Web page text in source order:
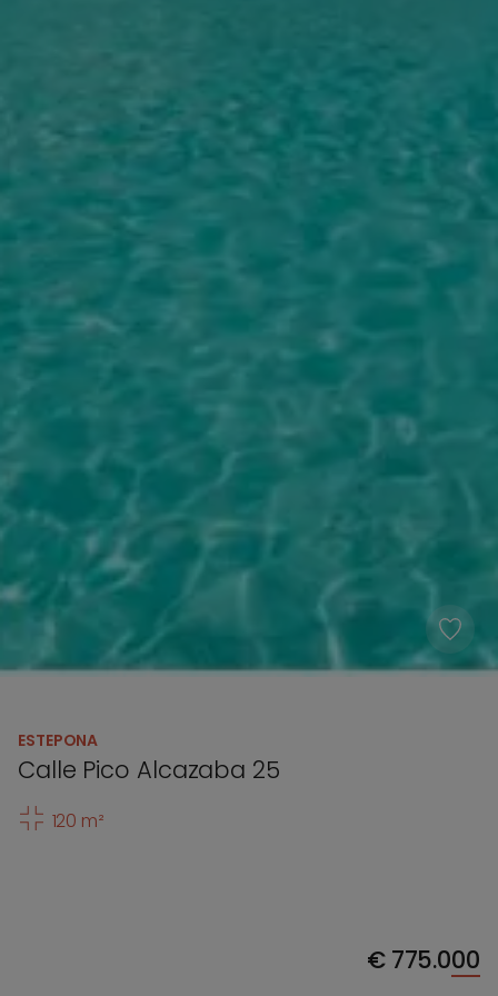
ESTEPONA
Calle Pico Alcazaba 25
120 m²
€775.000